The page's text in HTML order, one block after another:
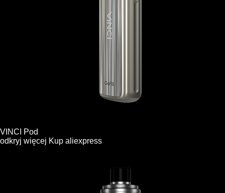
VINCI Pod
odkryj więcej Kup aliexpress